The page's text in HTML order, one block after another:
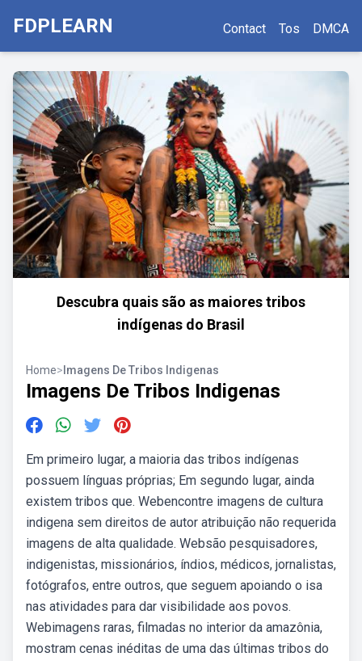
FDPLEARN Contact Tos DMCA
Descubra quais são as maiores tribos
indígenas do Brasil
Home> Imagens De Tribos Indigenas
Imagens De Tribos Indigenas
Em primeiro lugar, a maioria das tribos indígenas
possuem línguas próprias; Em segundo lugar, ainda
existem tribos que. Webencontre imagens de cultura
indigena sem direitos de autor atribuição não requerida
imagens de alta qualidade. Websão pesquisadores,
indigenistas, missionários, índios, médicos, jornalistas,
fotógrafos, entre outros, que seguem apoiando o isa
nas atividades para dar visibilidade aos povos.
Webimagens raras, filmadas no interior da amazônia,
mostram cenas inéditas de uma das últimas tribos do